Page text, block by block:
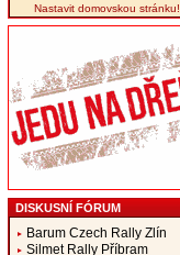
Nastavit domovskou stránku!
DISKUSNÍ FÓRUM
Barum Czech Rally Zlín
Silmet Rally Příbram